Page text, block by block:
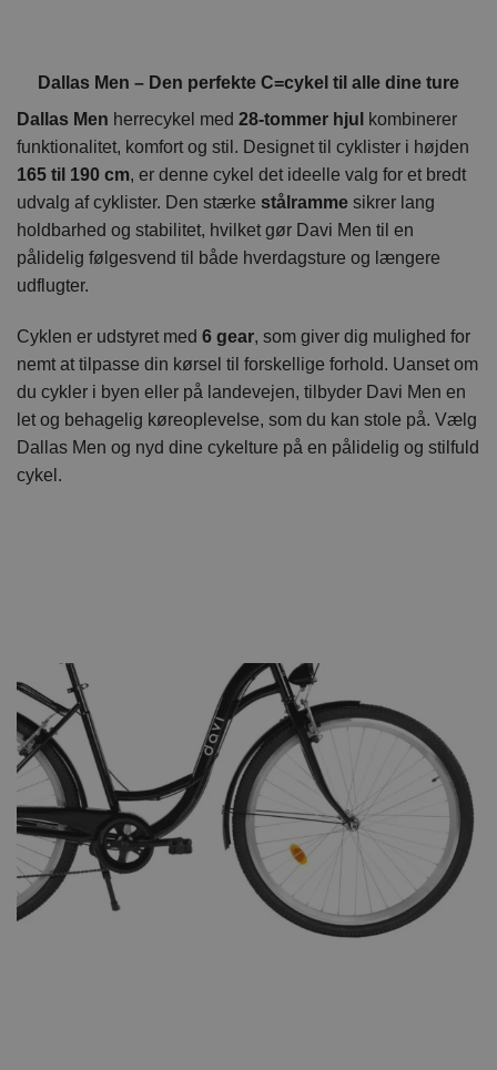
Dallas Men – Den perfekte C=cykel til alle dine ture
Dallas Men herrecykel med 28-tommer hjul
kombinerer
funktionalitet, komfort og stil. Designet til cyklister i højden
165 til 190 cm, er denne cykel det ideelle valg for et bredt
udvalg af cyklister. Den stærke stålramme sikrer lang
holdbarhed og stabilitet, hvilket gør Davi Men til en
pålidelig følgesvend til både hverdagsture og længere
udflugter.
Cyklen er udstyret med 6 gear, som giver dig mulighed for
nemt at tilpasse din kørsel til forskellige forhold. Uanset om
du cykler i byen eller på landevejen, tilbyder Davi Men en
let og behagelig køreoplevelse, som du kan stole på. Vælg
Dallas Men og nyd dine cykelture på en pålidelig og stilfuld
cykel.